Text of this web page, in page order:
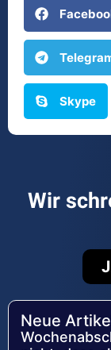
Skype
Wir
Neue